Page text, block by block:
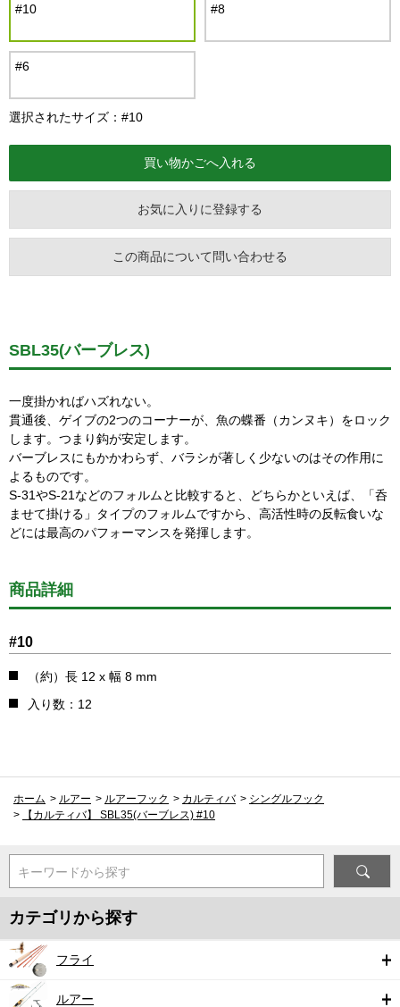
#10 #8
#6
選択されたサイズ：#10
お気に入りに登録する
この商品について問い合わせる
SBL35(バーブレス)
一度掛かればハズれない。
貫通後、ゲイブの2つのコーナーが、魚の蝶番（カンヌキ）をロック
します。つまり鈎が安定します。
バーブレスにもかかわらず、バラシが著しく少ないのはその作用に
よるものです。
S-31やS-21などのフォルムと比較すると、どちらかといえば、「呑
ませて掛ける」タイプのフォルムですから、高活性時の反転食いな
どには最高のパフォーマンスを発揮します。
商品詳細
#10
（約）長 12 x 幅 8 mm
入り数：12
ホーム > ルアー > ルアーフック > カルティバ > シングルフック
>
【カルティバ】 SBL35(バーブレス) #10
キーワードから探す
カテゴリから探す
フライ
ルアー